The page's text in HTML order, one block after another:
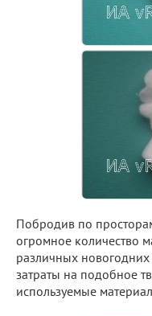
Побродив по
огромное количество
различных
затраты на подобное
используемые